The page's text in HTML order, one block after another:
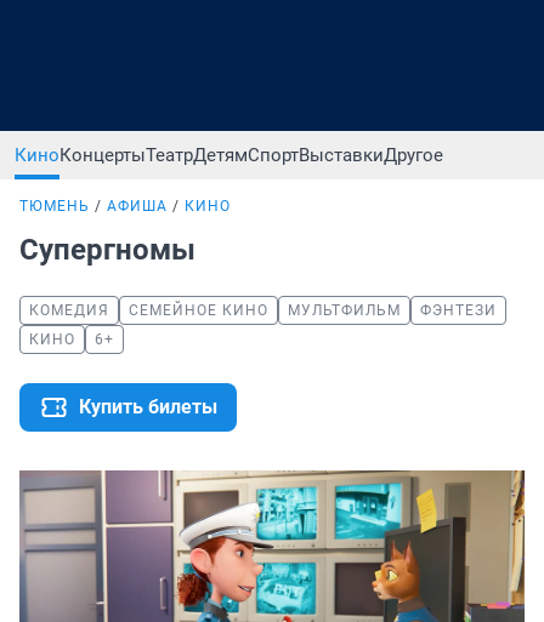
КиноКонцертыТеатрДетямСпортВыставкиДругое
ТЮМЕНЬ АФИША КИНО
Супергномы
КОМЕДИЯ СЕМЕЙНОЕ КИНО МУЛЬТФИЛЬМ
ФЭНТЕЗИ
КИНО
6+
Купить билеты